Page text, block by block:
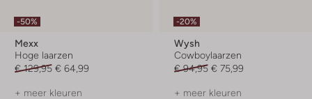
-50%
Mexx
Hoge laarzen
€ 129,95 € 64,99
+ meer kleuren
-20%
Wysh
Cowboylaarzen
€ 94,95 € 75,99
+ meer kleuren